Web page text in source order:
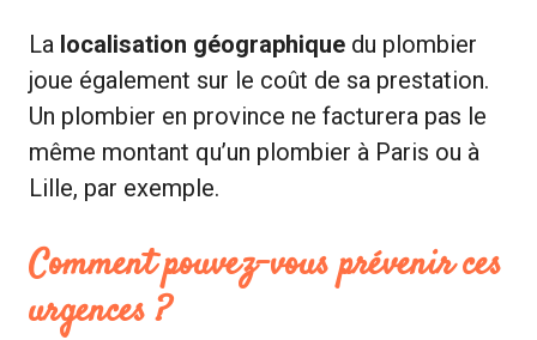
La localisation géographique du plombier
joue également sur le coût de sa prestation.
Un plombier en province ne facturera pas le
même montant qu’un plombier à Paris ou à
Lille, par exemple.
Comment pouvez-vous prévenir ces
urgences ?